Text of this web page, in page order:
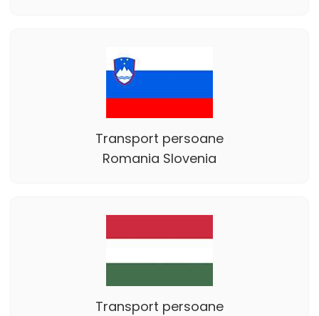
Transport persoane
Romania Slovenia
Transport persoane